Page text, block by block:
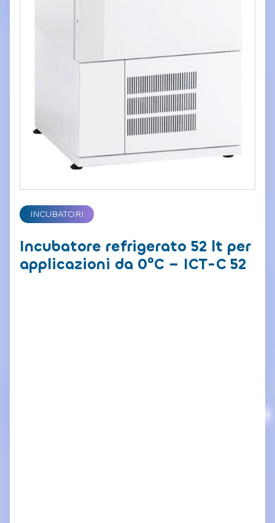
INCUBATORI
Incubatore refrigerato 52 lt per
applicazioni da 0°C – ICT-C 52